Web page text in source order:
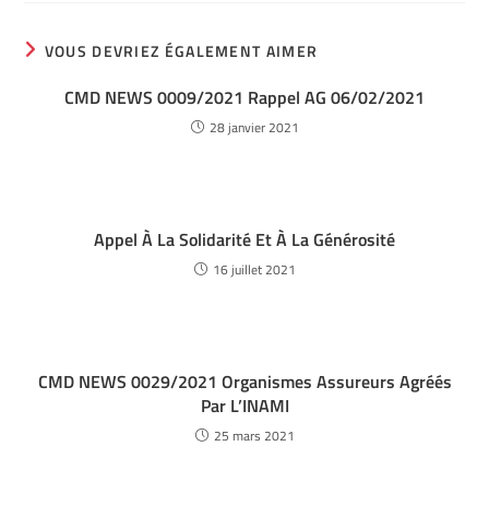
VOUS DEVRIEZ ÉGALEMENT AIMER
CMD NEWS 0009/2021 Rappel AG 06/02/2021
28 janvier 2021
Appel À La Solidarité Et À La Générosité
16 juillet 2021
CMD NEWS 0029/2021 Organismes Assureurs Agréés
Par L’INAMI
25 mars 2021